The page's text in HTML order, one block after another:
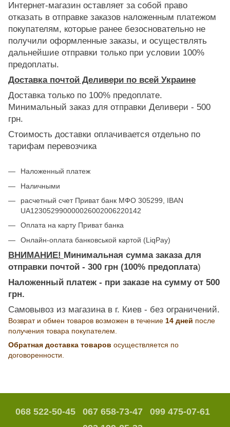
Интернет-магазин оставляет за собой право
отказать в отправке заказов наложенным платежом
покупателям, которые ранее безосновательно не
получили оформленные заказы, и осуществлять
дальнейшие отправки только при условии 100%
предоплаты.
Доставка почтой Деливери по всей Украине
Доставка только по 100% предоплате.
Минимальный заказ для отправки Деливери - 500
грн.
Стоимость доставки оплачивается отдельно по
тарифам перевозчика
Наложенный платеж
Наличными
расчетный счет Приват банк МФО 305299, IBAN
UA123052990000026002006220142
Оплата на карту Приват банка
Онлайн-оплата банковськой картой (LiqPay)
ВНИМАНИЕ! Минимальная сумма заказа для
отправки почтой - 300 грн (100% предоплата)
Наложенный платеж - при заказе на сумму от 500
грн.
Самовывоз из магазина в г. Киев - без ограничений.
Возврат и обмен товаров возможен в течение 14 дней после
получения товара покупателем.
Обратная доставка товаров осуществляется по
договоренности.
068 522-50-45 067 658-73-47
099 475-07-61